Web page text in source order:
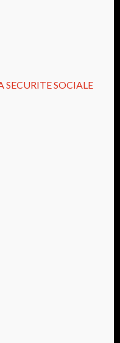
SOCIALE